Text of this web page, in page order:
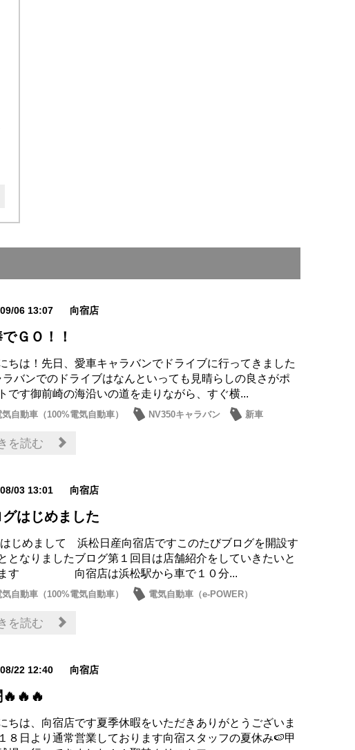
06 13:07 向宿店
ＧＯ！！
ちは！先日、愛車キャラバンでドライブに行ってきました
ラバンでのドライブはなんといっても見晴らしの良さがポ
です御前崎の海沿いの道を走りながら、すぐ横...
気自動車（100%電気自動車） NV350キャラバン
新車
乗車・展示車
を読む
03 13:01 向宿店
グはじめました
めまして 浜松日産向宿店ですこのたびブログを開設す
となりましたブログ第１回目は店舗紹介をしていきたいと
ます 向宿店は浜松駅から車で１０分...
気自動車（100%電気自動車）
電気自動車（e-POWER）
車検・点検
を読む
22 12:40 向宿店
ちは、向宿店です夏季休暇をいただきありがとうございま
８日より通常営業しております向宿スタッフの夏休み🍉甲